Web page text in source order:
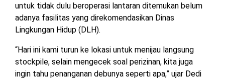
WAYKANAN
DPRD
PESISIR
BARAT
DPRD
TULANG
BAWANG
untuk tidak dulu beroperasi lantaran ditemukan belum
adanya fasilitas yang direkomendasikan Dinas
Lingkungan Hidup (DLH).
“Hari ini kami turun ke lokasi untuk menijau langsung
stockpile, selain mengecek soal perizinan, kita juga
ingin tahu penanganan debunya seperti apa,” ujar Dedi